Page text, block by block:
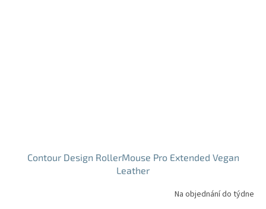
Contour Design RollerMouse Pro Extended Vegan
Leather
Na objednání do týdne